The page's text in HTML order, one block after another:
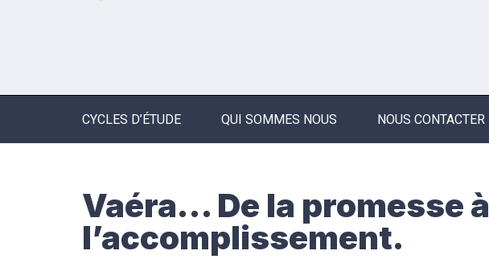
CYCLES D’ÉTUDE QUI SOMMES NOUS NOUS CONTACTER
Vaéra… De la promesse à
l’accomplissement.